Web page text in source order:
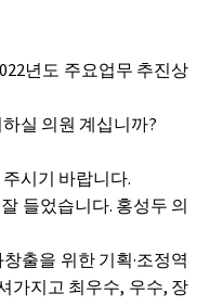
년도 주요업무 추진상
실 의원 계십니까?
시기 바랍니다.
들었습니다. 홍성두 의
출을 위한 기획·조정역
가지고 최우수, 우수, 장